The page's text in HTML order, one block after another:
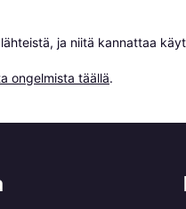
ja niitä kannattaa
ongelmista täällä.